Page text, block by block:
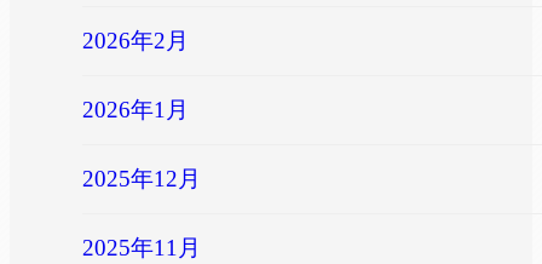
2026年2月
2026年1月
2025年12月
2025年11月